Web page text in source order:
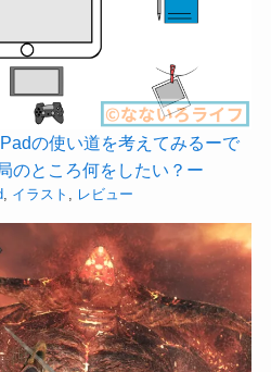
の使い道を考えてみるーで
のところ何をしたい？ー
, イラスト , レビュー